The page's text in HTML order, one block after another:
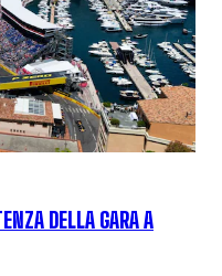
DELLA GARA A